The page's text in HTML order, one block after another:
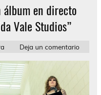
álbum en directo
Vale Studios”
Deja un comentario